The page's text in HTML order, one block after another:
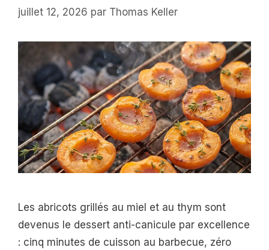
juillet 12, 2026 par Thomas Keller
Les abricots grillés au miel et au thym sont
devenus le dessert anti-canicule par excellence
: cinq minutes de cuisson au barbecue, zéro